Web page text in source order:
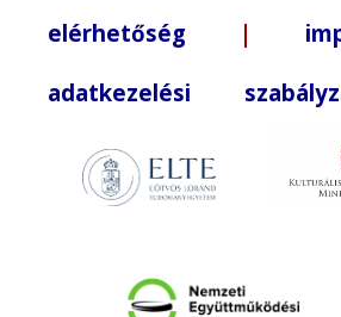
elérhetőség |
adatkezelési